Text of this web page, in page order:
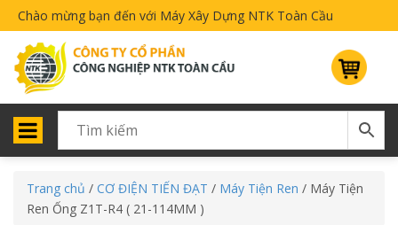
Chào mừng bạn đến với Máy Xây Dựng NTK Toàn Cầu
Trang chủ / CƠ ĐIỆN TIẾN ĐẠT / Máy Tiện Ren / Máy Tiện
Ren Ống Z1T-R4 ( 21-114MM )